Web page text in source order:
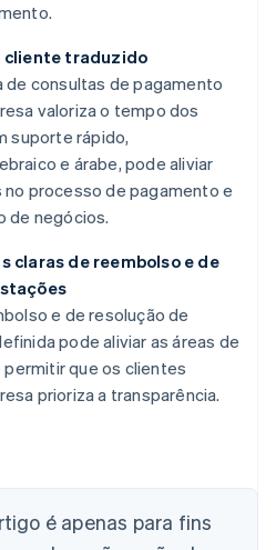
cliente traduzido
de consultas de pagamento
valoriza o tempo dos
suporte rápido,
e árabe, pode aliviar
processo de pagamento e
de negócios.
claras de reembolso e de
e de resolução de
pode aliviar as áreas de
que os clientes
prioriza a transparência.
é apenas para fins